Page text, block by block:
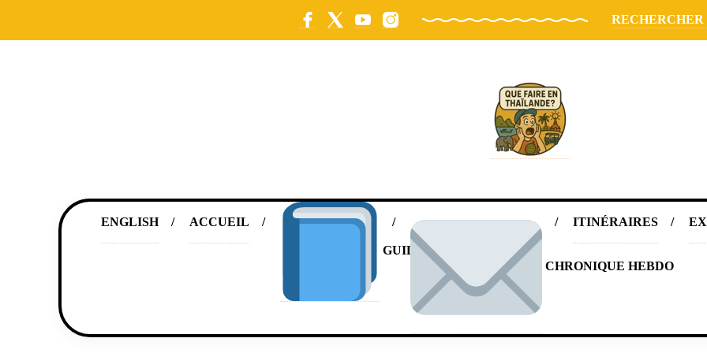
RECHERCHER
ENGLISH ACCUEIL
GUIDE OFFERT
CHRONIQUE HEBDO
ITINÉRAIRES